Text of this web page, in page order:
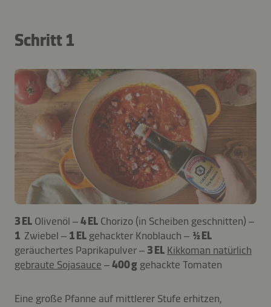
Schritt 1
3 EL Olivenöl –4 EL Chorizo (in Scheiben geschnitten) –
1 Zwiebel – 1 EL gehackter Knoblauch – ½ EL
geräuchertes Paprikapulver – 3 EL Kikkoman natürlich
gebraute Sojasauce –400 g gehackte Tomaten
Eine große Pfanne auf mittlerer Stufe erhitzen,